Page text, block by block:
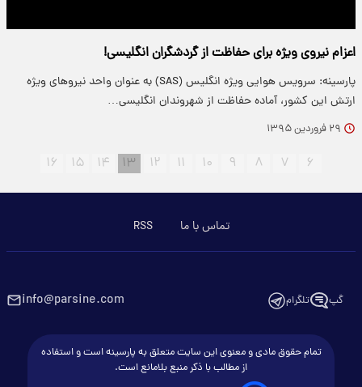
اعزام نیروی ویژه برای حفاظت از گردشگران انگلیسی!
پارسینه: سرویس هوایی ویژه انگلیس (SAS) به عنوان واحد نیروهای ویژه
ارتش این كشور، آماده حفاظت از شهروندان انگلیسی…
۲۹ فروردین ۱۳۹۵
۶ ۷ ۸ ۹ ۱۰ ۱۱ ۱۲ ۱۳ ۱۴ ۱۵ ۱۶
تماس با ما RSS
گپ تلگرام info@parsine.com
تمام حقوق مادی و معنوی این سایت متعلق به پارسینه است و استفاده
از مطالب با ذکر منبع بلامانع است.